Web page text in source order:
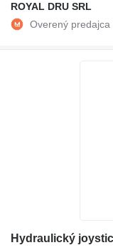
ROYAL DRU SRL
Hydraulický